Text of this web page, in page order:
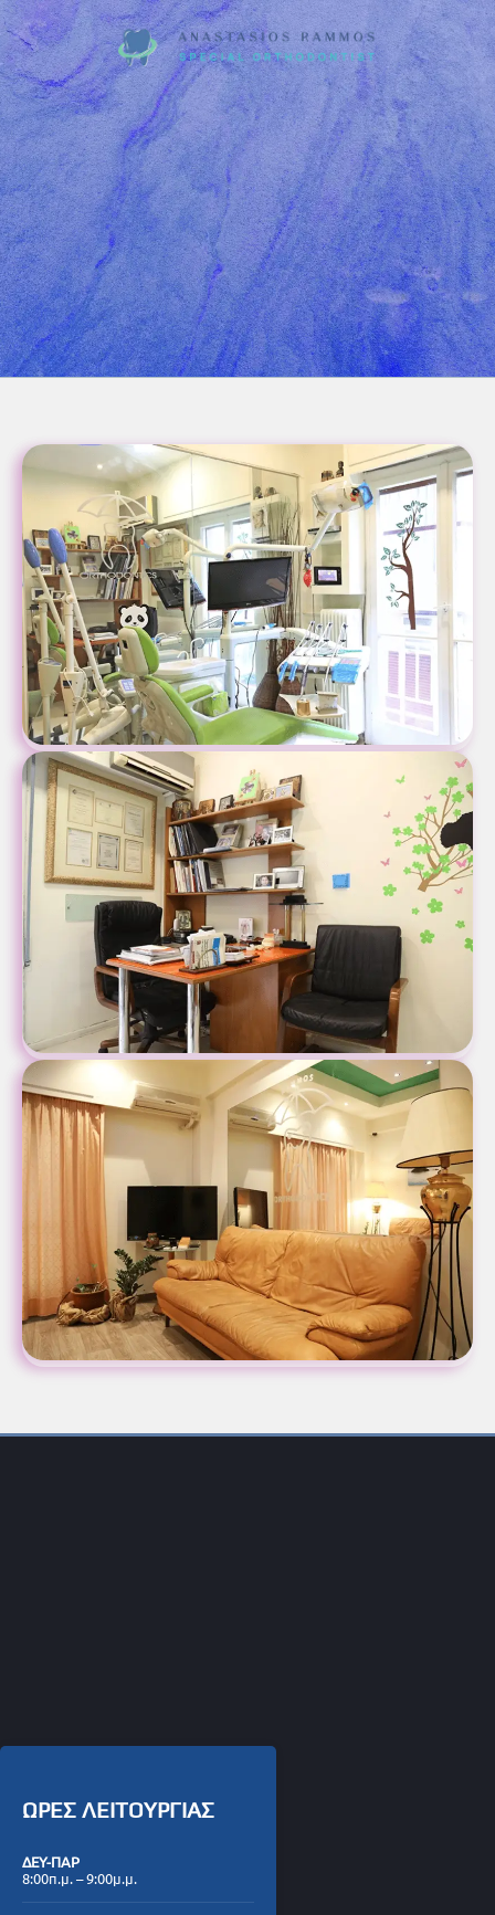
Το ιατρείο μας
Επισκεφτείτε μας στον μοντέρνο,
πλήρως εξοπλισμένο και ευχάριστο χώρο μας,
διαμορφωμένο να σας χαλαρώσει και το
καλύψει όλες τις οδοντιατρικές σας ανάγκες.
ΩΡΕΣ ΛΕΙΤΟΥΡΓΙΑΣ
ΔΕΥ-ΠΑΡ
8:00π.μ. – 9:00μ.μ.